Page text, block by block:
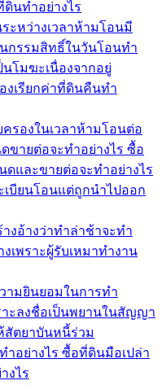
ดินทำอย่างไร
หว่างเวลาห้ามโอนมี
กรรมสิทธิ์ในวันโอนทำ
โมฆะเนื่องจากอยู่
งเรียกค่าที่ดินคืนทำ
รองในเวลาห้ามโอนต่อ
ขายต่อจะทำอย่างไร ซื้อ
และขายต่อจะทำอย่างไร
บียนโอนแต่ถูกนำไปออก
งอ้างว่าทำล่าช้าจะทำ
เพราะผู้รับเหมาทำงาน
ามยินยอมในการทำ
ะลงชื่อเป็นพยานในสัญญา
สัตยาบันหนี้ร่วม
อย่างไร ซื้อที่ดินมือเปล่า
งไร